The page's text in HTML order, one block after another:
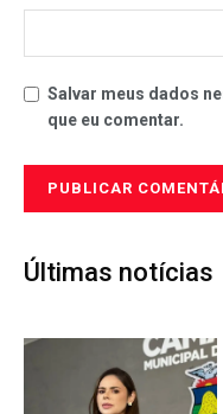
Salvar meus dados
que eu comentar.
Últimas notícias